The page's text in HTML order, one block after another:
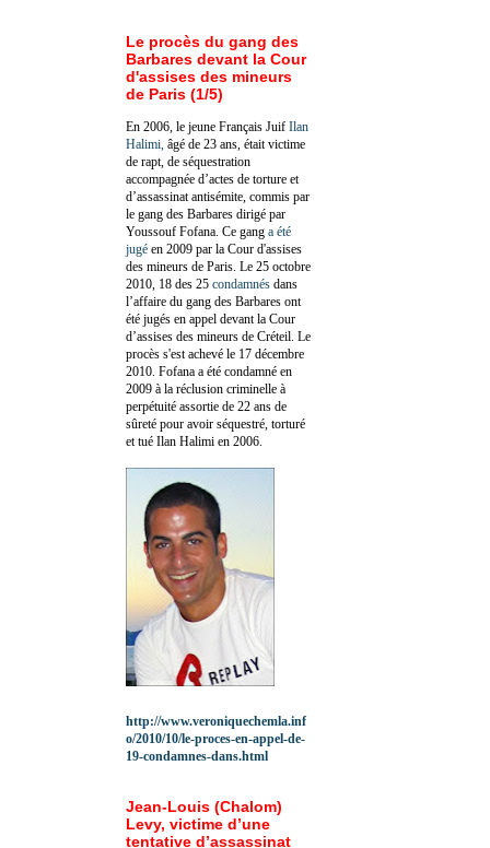
Le procès du gang des
Barbares devant la Cour
d'assises des mineurs
de Paris (1/5)
En 2006, le jeune Français Juif Ilan
Halimi, âgé de 23 ans, était victime
de rapt, de séquestration
accompagnée d’actes de torture et
d’assassinat antisémite, commis par
le gang des Barbares dirigé par
Youssouf Fofana. Ce gang a été
jugé en 2009 par la Cour d'assises
des mineurs de Paris. Le 25 octobre
2010, 18 des 25 condamnés dans
l’affaire du gang des Barbares ont
été jugés en appel devant la Cour
d’assises des mineurs de Créteil. Le
procès s'est achevé le 17 décembre
2010. Fofana a été condamné en
2009 à la réclusion criminelle à
perpétuité assortie de 22 ans de
sûreté pour avoir séquestré, torturé
et tué Ilan Halimi en 2006.
http://www.veroniquechemla.inf
o/2010/10/le-proces-en-appel-de-
19-condamnes-dans.html
Jean-Louis (Chalom)
Levy, victime d’une
tentative d’assassinat